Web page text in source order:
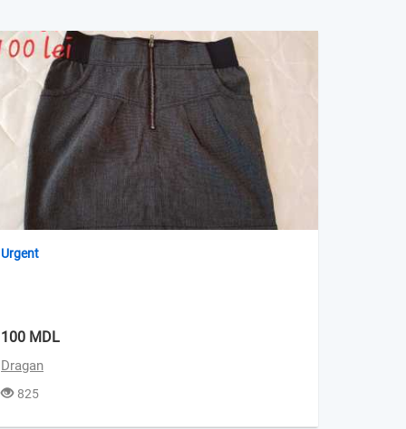
Urgent
100 MDL
Dragan
825